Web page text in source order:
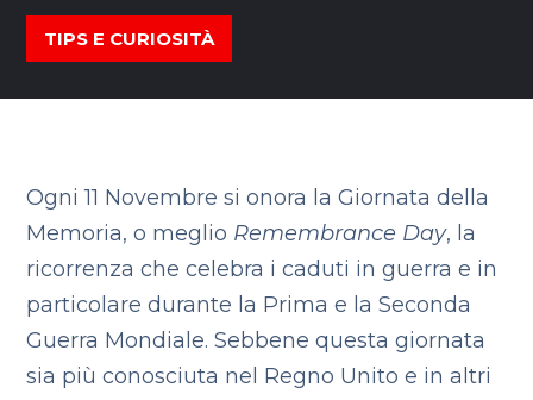
TIPS E CURIOSITÀ
Ogni 11 Novembre si onora la Giornata della
Memoria, o meglio Remembrance Day, la
ricorrenza che celebra i caduti in guerra e in
particolare durante la Prima e la Seconda
Guerra Mondiale. Sebbene questa giornata
sia più conosciuta nel Regno Unito e in altri